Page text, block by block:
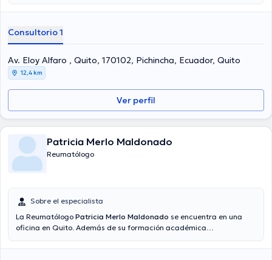
especialidad. La doctora posee años de experiencia laboral en su
como miembro de diversas asociaciones médicas. Tatiana
Carranco Medina ha cooperado en cuantiosas conferencias con la
intención de lograr tener una formación continua en su temática de
especialización y ha publicado importantes ediciones.
Consultorio 1
Av. Eloy Alfaro , Quito, 170102, Pichincha, Ecuador, Quito
12,4 km
Ver perfil
Patricia Merlo Maldonado
Reumatólogo
Sobre el especialista
La Reumatólogo Patricia Merlo Maldonado se encuentra en una
oficina en Quito. Además de su formación académica
especialidad. La doctora lleva más de años de experiencia laboral